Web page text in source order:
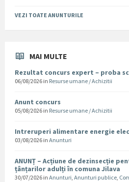
VEZI TOATE ANUNTURILE
MAI MULTE
Rezultat concurs expert – proba
06/08/2026 in Resurse umane / Achizitii
Anunt concurs
05/08/2026 in Resurse umane / Achizitii
Intreruperi alimentare energie
03/08/2026 in Anunturi
ANUNȚ – Acțiune de dezinsecție
țânțarilor adulți în comuna Jilava
30/07/2026 in Anunturi, Anunturi publice,